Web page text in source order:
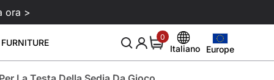
ora >
0 0
items
Italiano
English Europe
Europe